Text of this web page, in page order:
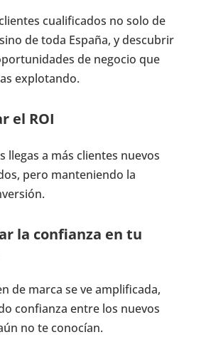
cualificados no solo de
de toda España, y descubrir
de negocio que
explotando.
el ROI
llegas a más clientes nuevos
pero manteniendo la
la confianza en tu
de marca se ve amplificada,
confianza entre los nuevos
no te conocían.